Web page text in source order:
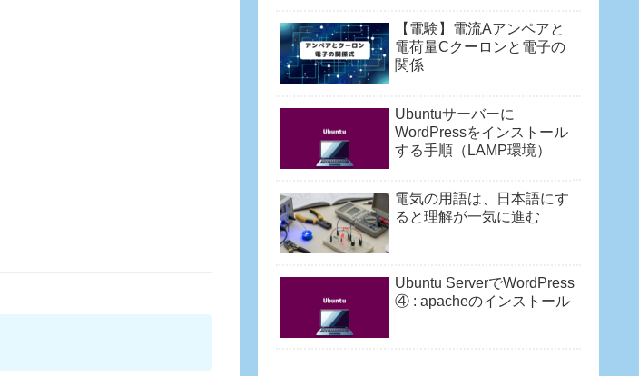
【電験】電流Aアンペアと
電荷量Cクーロンと電子の
関係
Ubuntuサーバーに
WordPressをインストール
する手順（LAMP環境）
電気の用語は、日本語にす
ると理解が一気に進む
Ubuntu ServerでWordPress
④ : apacheのインストール